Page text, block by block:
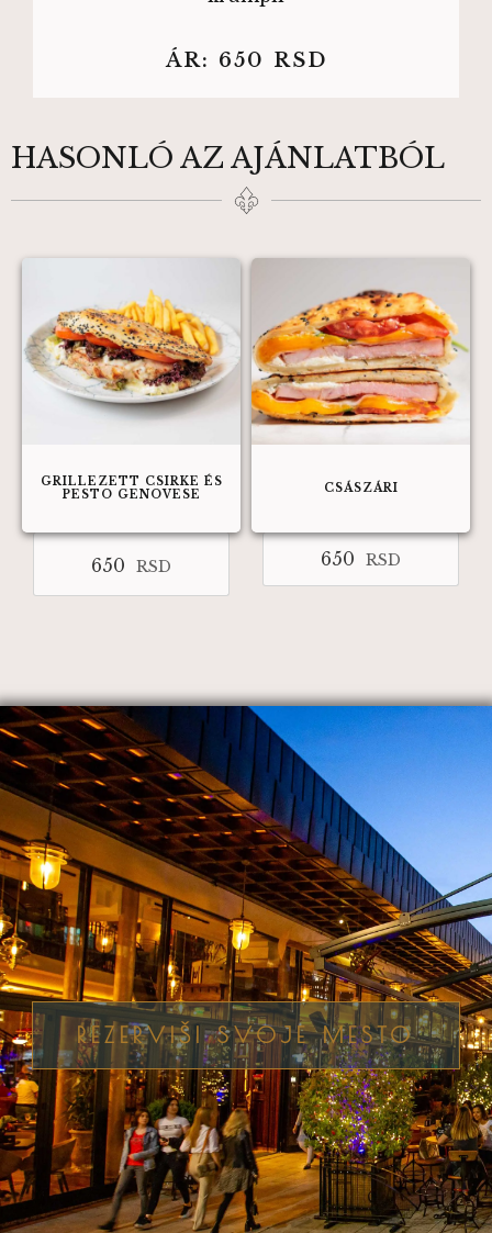
ÁR: 650 RSD
HASONLÓ AZ AJÁNLATBÓL
GRILLEZETT CSIRKE ÉS
PESTO GENOVESE
650 RSD
CSÁSZÁRI
650 RSD
REZERVIŠI SVOJE MESTO